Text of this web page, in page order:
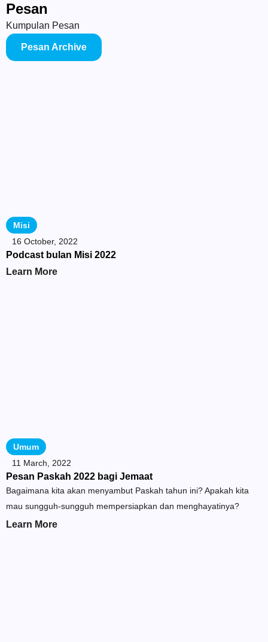
Pesan
Kumpulan Pesan
Pesan Archive
Misi
16 October, 2022
Podcast bulan Misi 2022
Learn More
Umum
11 March, 2022
Pesan Paskah 2022 bagi Jemaat
Bagaimana kita akan menyambut Paskah tahun ini? Apakah kita
mau sungguh-sungguh mempersiapkan dan menghayatinya?
Learn More